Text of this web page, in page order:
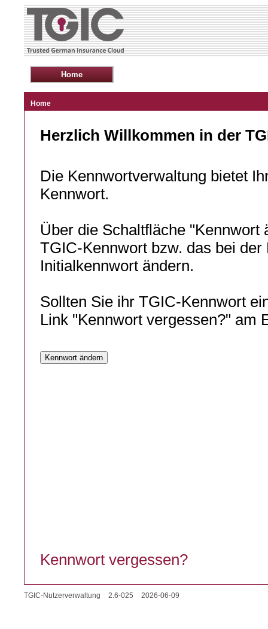
Home
Herzlich Willkommen in der
Die Kennwortverwaltung bietet
Kennwort.
Über die Schaltfläche "Kennwort
TGIC-Kennwort bzw. das bei
Initialkennwort ändern.
Sollten Sie ihr TGIC-Kennwort
Link "Kennwort vergessen?" am
Kennwort vergessen?
TGIC-Nutzerverwaltung 2.6-025 2026-06-09